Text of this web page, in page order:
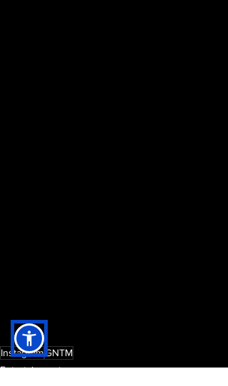
Instagram GNTM
Entertainment